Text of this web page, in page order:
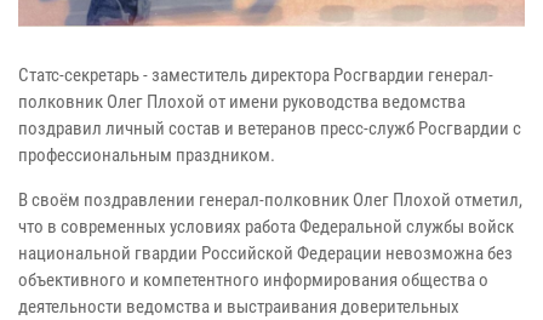
Статс-секретарь - заместитель директора Росгвардии генерал-
полковник Олег Плохой от имени руководства ведомства
поздравил личный состав и ветеранов пресс-служб Росгвардии с
профессиональным праздником.
В своём поздравлении генерал-полковник Олег Плохой отметил,
что в современных условиях работа Федеральной службы войск
национальной гвардии Российской Федерации невозможна без
объективного и компетентного информирования общества о
деятельности ведомства и выстраивания доверительных